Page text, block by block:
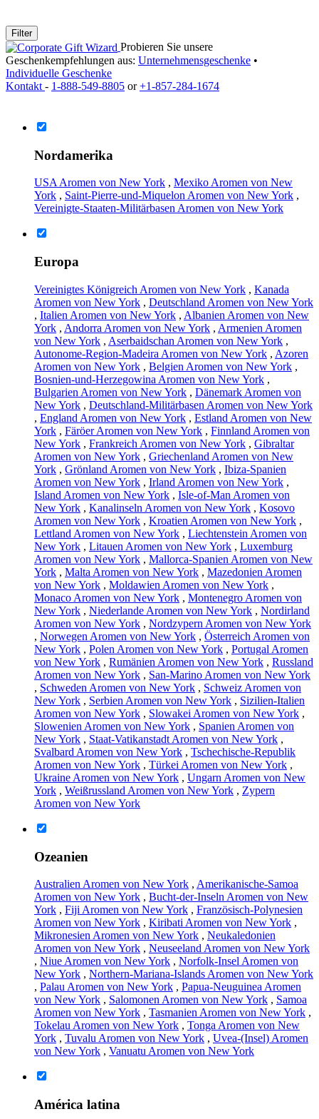
Filter
Probieren Sie unsere
Geschenkempfehlungen aus: Unternehmensgeschenke •
Individuelle Geschenke
Kontakt - 1-888-549-8805 or+1-857-284-1674
Nordamerika
USA Aromen von New York , Mexiko Aromen von New
York , Saint-Pierre-und-Miquelon Aromen von New York ,
Vereinigte-Staaten-Militärbasen Aromen von New York
Europa
Vereinigtes Königreich Aromen von New York , Kanada
Aromen von New York , Deutschland Aromen von New York
, Italien Aromen von New York , Albanien Aromen von New
York , Andorra Aromen von New York , Armenien Aromen
von New York , Aserbaidschan Aromen von New York ,
Autonome-Region-Madeira Aromen von New York , Azoren
Aromen von New York , Belgien Aromen von New York ,
Bosnien-und-Herzegowina Aromen von New York ,
Bulgarien Aromen von New York , Dänemark Aromen von
New York , Deutschland-Militärbasen Aromen von New York
, England Aromen von New York , Estland Aromen von New
York , Färöer Aromen von New York , Finnland Aromen von
New York , Frankreich Aromen von New York , Gibraltar
Aromen von New York , Griechenland Aromen von New
York , Grönland Aromen von New York , Ibiza-Spanien
Aromen von New York , Irland Aromen von New York ,
Island Aromen von New York , Isle-of-Man Aromen von
New York , Kanalinseln Aromen von New York , Kosovo
Aromen von New York , Kroatien Aromen von New York ,
Lettland Aromen von New York , Liechtenstein Aromen von
New York , Litauen Aromen von New York , Luxemburg
Aromen von New York , Mallorca-Spanien Aromen von New
York , Malta Aromen von New York , Mazedonien Aromen
von New York , Moldawien Aromen von New York ,
Monaco Aromen von New York , Montenegro Aromen von
New York , Niederlande Aromen von New York , Nordirland
Aromen von New York , Nordzypern Aromen von New York
, Norwegen Aromen von New York , Österreich Aromen von
New York , Polen Aromen von New York , Portugal Aromen
von New York , Rumänien Aromen von New York , Russland
Aromen von New York , San-Marino Aromen von New York
, Schweden Aromen von New York , Schweiz Aromen von
New York , Serbien Aromen von New York , Sizilien-Italien
Aromen von New York , Slowakei Aromen von New York ,
Slowenien Aromen von New York , Spanien Aromen von
New York , Staat-Vatikanstadt Aromen von New York ,
Svalbard Aromen von New York , Tschechische-Republik
Aromen von New York , Türkei Aromen von New York ,
Ukraine Aromen von New York , Ungarn Aromen von New
York , Weißrussland Aromen von New York , Zypern
Aromen von New York
Ozeanien
Australien Aromen von New York , Amerikanische-Samoa
Aromen von New York , Bucht-der-Inseln Aromen von New
York , Fiji Aromen von New York , Französisch-Polynesien
Aromen von New York , Kiribati Aromen von New York ,
Mikronesien Aromen von New York , Neukaledonien
Aromen von New York , Neuseeland Aromen von New York
, Niue Aromen von New York , Norfolk-Insel Aromen von
New York , Northern-Mariana-Islands Aromen von New York
, Palau Aromen von New York , Papua-Neuguinea Aromen
von New York , Salomonen Aromen von New York , Samoa
Aromen von New York , Tasmanien Aromen von New York ,
Tokelau Aromen von New York , Tonga Aromen von New
York , Tuvalu Aromen von New York , Uvea-(Insel) Aromen
von New York , Vanuatu Aromen von New York
América latina